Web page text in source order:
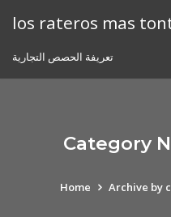
los rateros mas
تعريفة الحصص التجارية
Category
Home Archive by